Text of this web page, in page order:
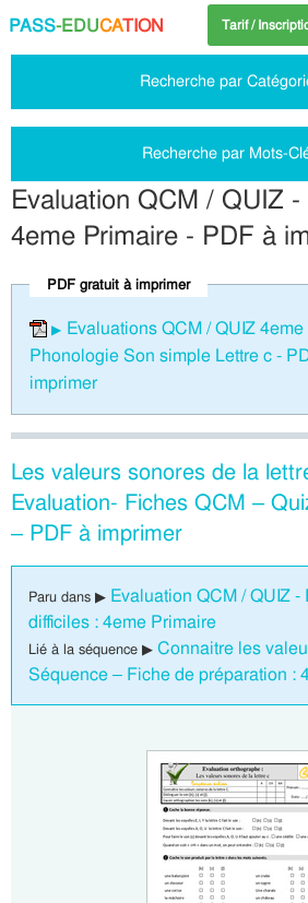
PASS-EDUCATION Tarif /
Recherche par
Recherche par Mots-
Evaluation QCM / QUIZ
4eme Primaire - PDF à
PDF gratuit à imprimer
Evaluations QCM / QUIZ
Phonologie Son simple Lettre c -
imprimer
Les valeurs sonores de la
Evaluation- Fiches QCM –
– PDF à imprimer
Paru dans ▶ Evaluation QCM / QUIZ
difficiles : 4eme Primaire
Lié à la séquence ▶ Connaitre les
Séquence – Fiche de préparation :